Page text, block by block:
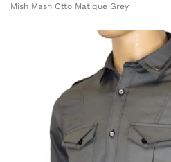
Mish Mash Otto Matique Grey